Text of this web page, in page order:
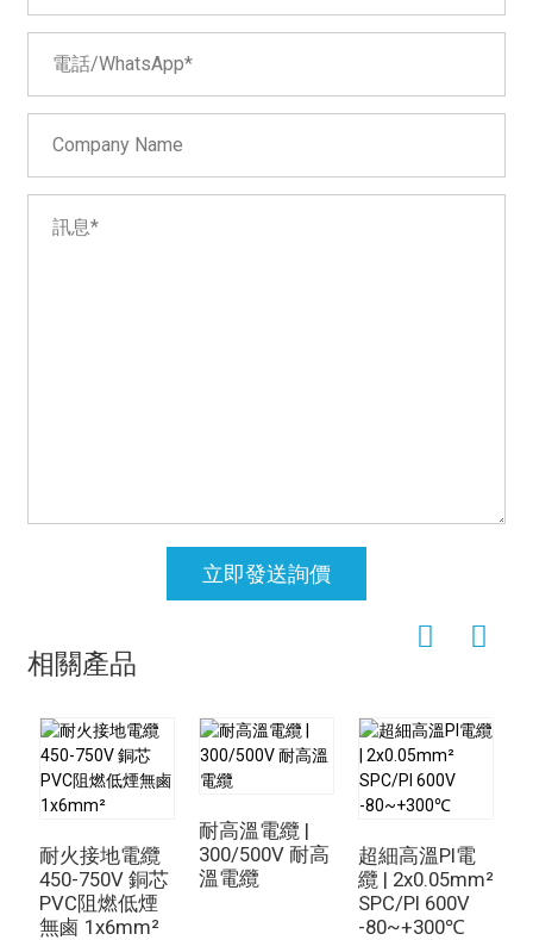
立即發送詢價
相關產品
耐火接地電纜
450-750V 銅芯
PVC阻燃低煙
無鹵 1x6mm²
耐高溫電纜 |
300/500V 耐高
溫電纜
超細高溫PI電
纜 | 2x0.05mm²
SPC/PI 600V
-80~+300℃